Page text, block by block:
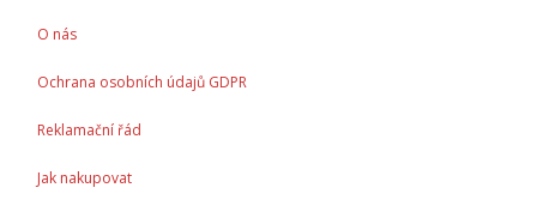
O nás
Ochrana osobních údajů GDPR
Reklamační řád
Jak nakupovat